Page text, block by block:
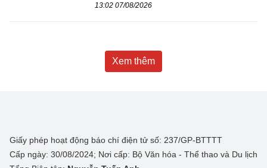
13:02 07/08/2026
Xem thêm
Giấy phép hoạt động báo chí điện tử số: 237/GP-BTTTT
Cấp ngày: 30/08/2024; Nơi cấp: Bộ Văn hóa - Thể thao và Du lịch